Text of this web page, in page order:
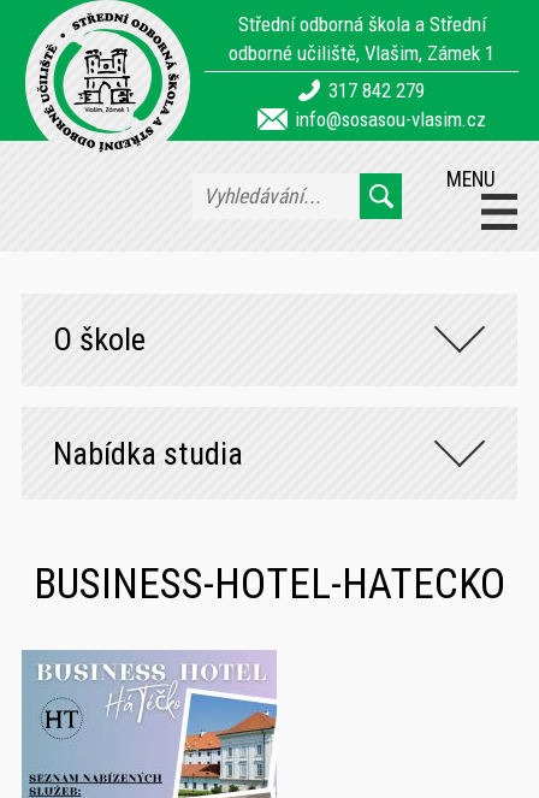
Střední odborná škola a Střední
odborné učiliště, Vlašim, Zámek 1
317 842 279
info@sosasou-vlasim.cz
MENU
O škole
Nabídka studia
BUSINESS-HOTEL-HATECKO